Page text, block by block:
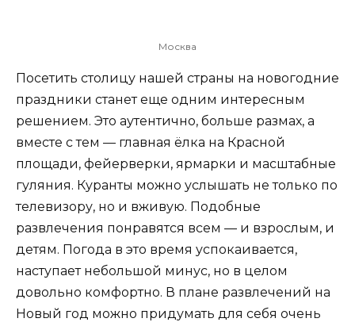
Москва
Посетить столицу нашей страны на новогодние
праздники станет еще одним интересным
решением. Это аутентично, больше размах, а
вместе с тем — главная ёлка на Красной
площади, фейерверки, ярмарки и масштабные
гуляния. Куранты можно услышать не только по
телевизору, но и вживую. Подобные
развлечения понравятся всем — и взрослым, и
детям. Погода в это время успокаивается,
наступает небольшой минус, но в целом
довольно комфортно. В плане развлечений на
Новый год можно придумать для себя очень